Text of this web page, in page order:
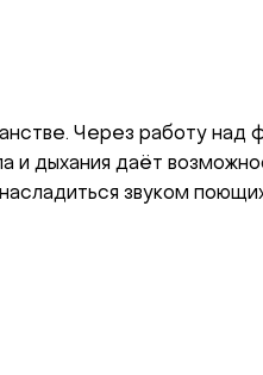
Через работу над
дыхания даёт
звуком